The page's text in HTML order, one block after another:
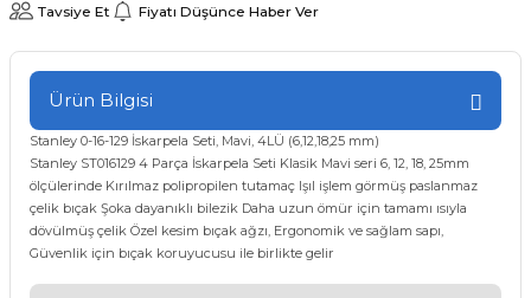
Tavsiye Et Fiyatı Düşünce Haber Ver
Ürün Bilgisi
Stanley 0-16-129 İskarpela Seti, Mavi, 4LÜ (6,12,18,25 mm)
Stanley ST016129 4 Parça İskarpela Seti Klasik Mavi seri 6, 12, 18, 25mm
ölçülerinde Kırılmaz polipropilen tutamaç Işıl işlem görmüş paslanmaz
çelik bıçak Şoka dayanıklı bilezik Daha uzun ömür için tamamı ısıyla
dövülmüş çelik Özel kesim bıçak ağzı, Ergonomik ve sağlam sapı,
Güvenlik için bıçak koruyucusu ile birlikte gelir